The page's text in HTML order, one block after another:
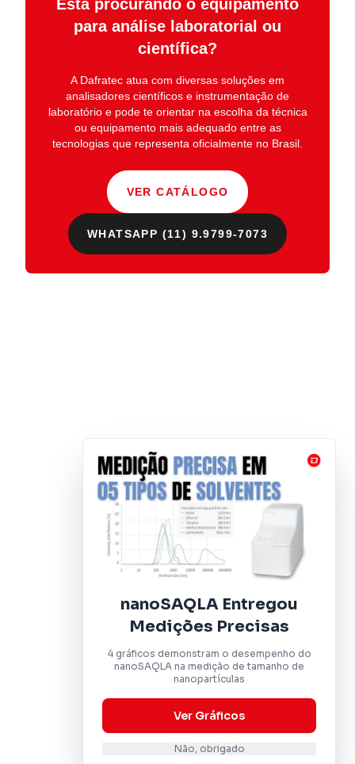
nanoSAQLA Entregou
Medições Precisas
4 gráficos demonstram o desempenho do
nanoSAQLA na medição de tamanho de
nanopartículas
Ver Gráficos
Não, obrigado
Está procurando o equipamento
para análise laboratorial ou
científica?
A Dafratec atua com diversas soluções em
analisadores científicos e instrumentação de
laboratórioe pode te orientar na escolha da técnica
ou equipamento mais adequado entre as
tecnologias que representa oficialmente no Brasil.
VER CATÁLOGO
WHATSAPP (11) 9.9799-7073